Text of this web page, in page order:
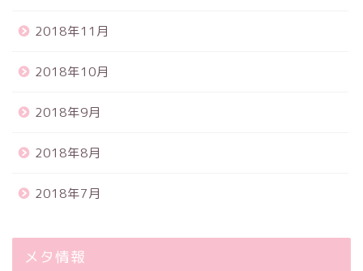
2018年11月
2018年10月
2018年9月
2018年8月
2018年7月
メタ情報